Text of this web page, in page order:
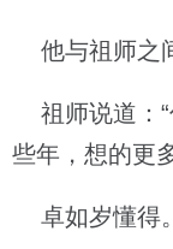
他与祖师之
祖师说道：“
些年，想的更
卓如岁懂得。